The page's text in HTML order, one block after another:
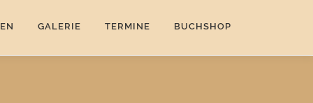
GALERIE TERMINE BUCHSHOP